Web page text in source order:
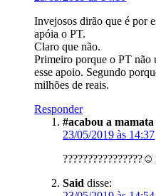
Invejosos dirão que é por
apóia o PT.
Claro que não.
Primeiro porque o PT não
esse apoio. Segundo
milhões de reais.
Responder
#acabou a mamata
23/05/2019 às 14:37
Said disse: